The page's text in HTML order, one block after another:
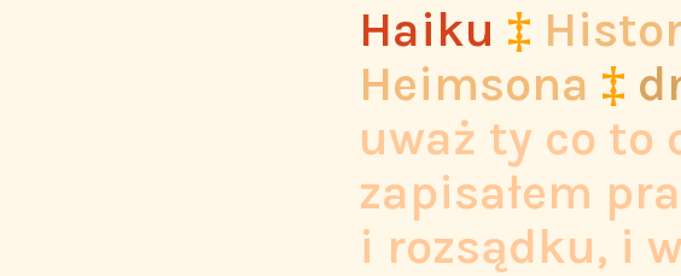
Haiku ‡
Heimsona ‡
uważ ty co to
zapisałem
i rozsądku, i